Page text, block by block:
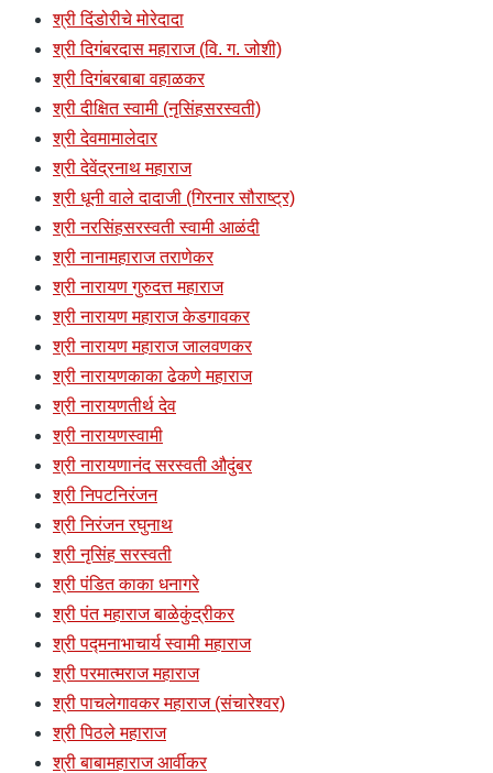
श्री दिंडोरीचे मोरेदादा
श्री दिगंबरदास महाराज (वि. ग. जोशी)
श्री दिगंबरबाबा वहाळकर
श्री दीक्षित स्वामी (नृसिंहसरस्वती)
श्री देवमामालेदार
श्री देवेंद्रनाथ महाराज
श्री धूनी वाले दादाजी (गिरनार सौराष्ट्र)
श्री नरसिंहसरस्वती स्वामी आळंदी
श्री नानामहाराज तराणेकर
श्री नारायण गुरुदत्त महाराज
श्री नारायण महाराज केडगावकर
श्री नारायण महाराज जालवणकर
श्री नारायणकाका ढेकणे महाराज
श्री नारायणतीर्थ देव
श्री नारायणस्वामी
श्री नारायणानंद सरस्वती औदुंबर
श्री निपटनिरंजन
श्री निरंजन रघुनाथ
श्री नृसिंह सरस्वती
श्री पंडित काका धनागरे
श्री पंत महाराज बाळेकुंद्रीकर
श्री पद्मनाभाचार्य स्वामी महाराज
श्री परमात्मराज महाराज
श्री पाचलेगावकर महाराज (संचारेश्वर)
श्री पिठले महाराज
श्री बाबामहाराज आर्वीकर